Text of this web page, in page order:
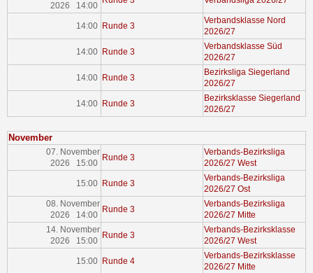
2026 14:00
14:00 Runde 3
Verbandsklasse Nord
2026/27
14:00 Runde 3
Verbandsklasse Süd
2026/27
14:00 Runde 3
Bezirksliga Siegerland
2026/27
14:00 Runde 3
Bezirksklasse Siegerland
2026/27
November
07. November
2026 15:00
Runde 3
Verbands-Bezirksliga
2026/27 West
15:00 Runde 3
Verbands-Bezirksliga
2026/27 Ost
08. November
2026 14:00
Runde 3
Verbands-Bezirksliga
2026/27 Mitte
14. November
2026 15:00
Runde 3
Verbands-Bezirksklasse
2026/27 West
15:00 Runde 4
Verbands-Bezirksklasse
2026/27 Mitte